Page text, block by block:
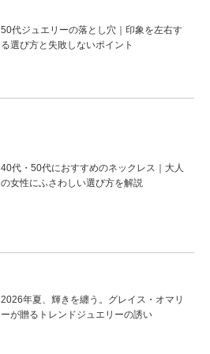
50代ジュエリーの落とし穴｜印象を左右す
る選び方と失敗しないポイント
40代・50代におすすめのネックレス｜大人
の女性にふさわしい選び方を解説
2026年夏、輝きを纏う。グレイス・オマリ
ーが贈るトレンドジュエリーの誘い